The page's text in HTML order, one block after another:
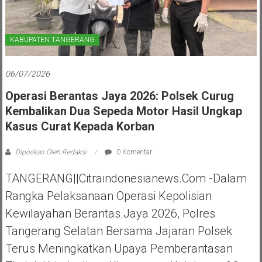
KABUPATEN TANGERANG
06/07/2026
Operasi Berantas Jaya 2026: Polsek Curug
Kembalikan Dua Sepeda Motor Hasil Ungkap
Kasus Curat Kepada Korban
Diposkan Oleh:Redaksi 0 Komentar
TANGERANG||Citraindonesianews.com -Dalam
Rangka Pelaksanaan Operasi Kepolisian
Kewilayahan Berantas Jaya 2026, Polres
Tangerang Selatan Bersama Jajaran Polsek
Terus Meningkatkan Upaya Pemberantasan